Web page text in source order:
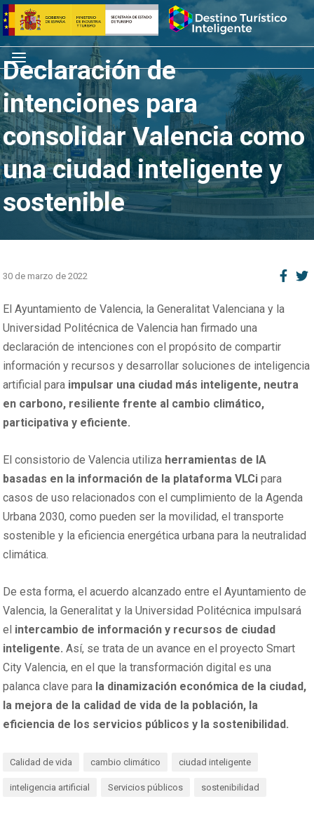
Saltar
al
contenido
Inicio
Menú
Declaración de
intenciones para
consolidar Valencia como
una ciudad inteligente y
sostenible
30 de marzo de 2022
El Ayuntamiento de Valencia, la Generalitat Valenciana y la
Universidad Politécnica de Valencia han firmado una
declaración de intenciones con el propósito de compartir
información y recursos y desarrollar soluciones de inteligencia
artificial para impulsar una ciudad más inteligente, neutra
en carbono, resiliente frente al cambio climático,
participativa y eficiente.
El consistorio de Valencia utiliza herramientas de IA
basadas en la información de la plataforma VLCi para
casos de uso relacionados con el cumplimiento de la Agenda
Urbana 2030, como pueden ser la movilidad, el transporte
sostenible y la eficiencia energética urbana para la neutralidad
climática.
De esta forma, el acuerdo alcanzado entre el Ayuntamiento de
Valencia, la Generalitat y la Universidad Politécnica impulsará
el intercambio de información y recursos de ciudad
inteligente. Así, se trata de un avance en el proyecto Smart
City Valencia, en el que la transformación digital es una
palanca clave para la dinamización económica de la ciudad,
la mejora de la calidad de vida de la población, la
eficiencia de los servicios públicos y la sostenibilidad.
Calidad de vida cambio climático ciudad inteligente
inteligencia artificial Servicios públicos sostenibilidad